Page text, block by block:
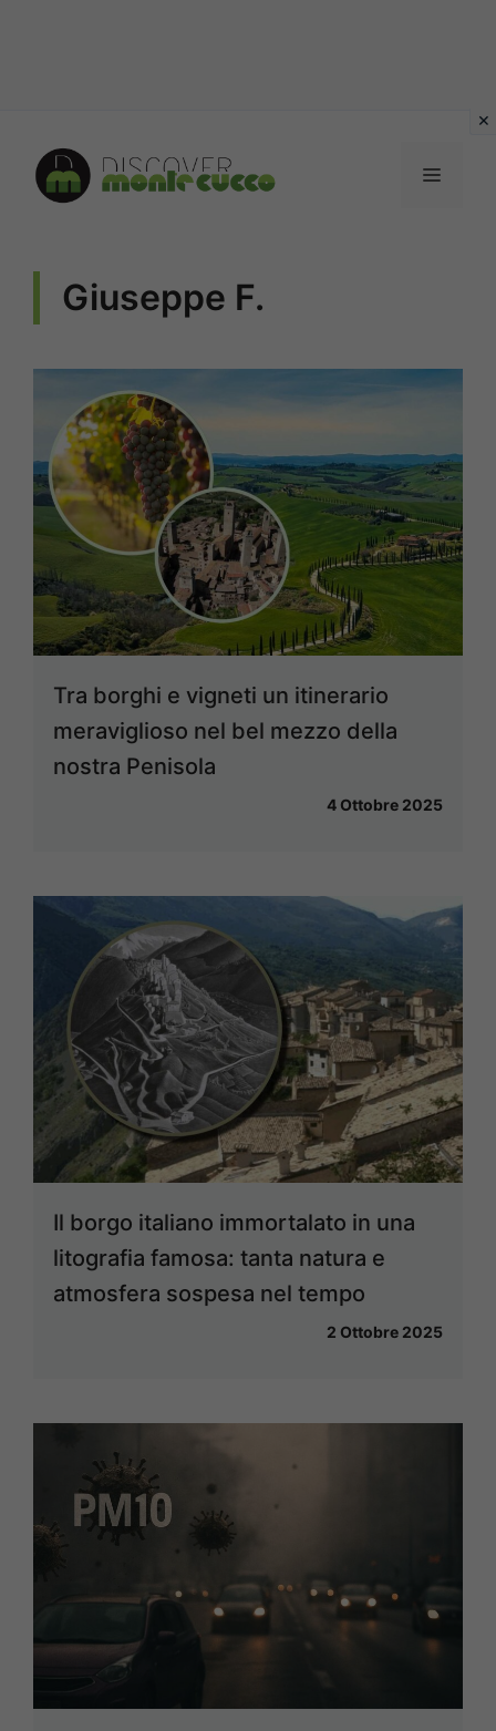
contenuto
MENU
Giuseppe F.
Tra borghi e vigneti un itinerario
meraviglioso nel bel mezzo della
nostra Penisola
4 Ottobre 2025
Il borgo italiano immortalato in una
litografia famosa: tanta natura e
atmosfera sospesa nel tempo
2 Ottobre 2025